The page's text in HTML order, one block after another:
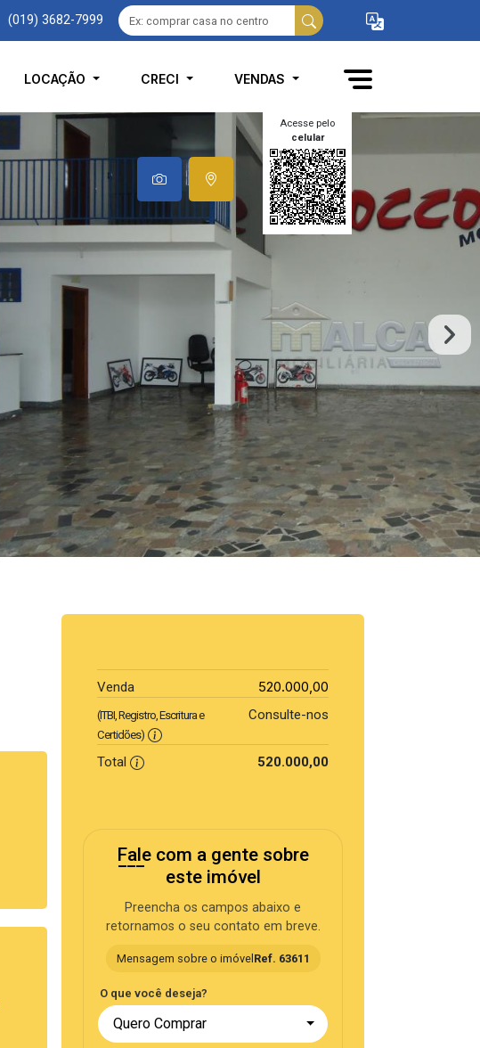
(019) 3682-7999
LOCAÇÃO CRECI VENDAS
Acesse pelo
celular
Venda 520.000,00
(ITBI, Registro, Escritura e
Certidões)
Consulte-nos
Total 520.000,00
Fale com a gente sobre
este imóvel
Preencha os campos abaixo e
retornamos o seu contato em breve.
Mensagem sobre o imóvel Ref. 63611
O que você deseja?
Quero Comprar